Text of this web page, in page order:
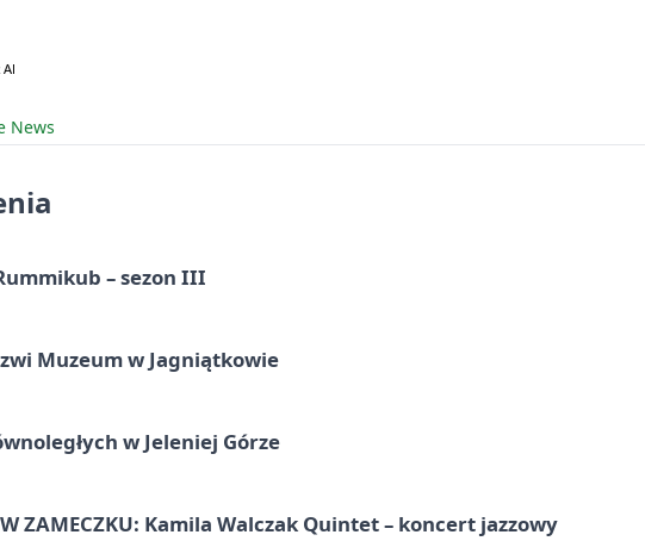
News
– sezon III
Muzeum w Jagniątkowie
w Jeleniej Górze
ZAMECZKU: Kamila Walczak Quintet – koncert jazzowy